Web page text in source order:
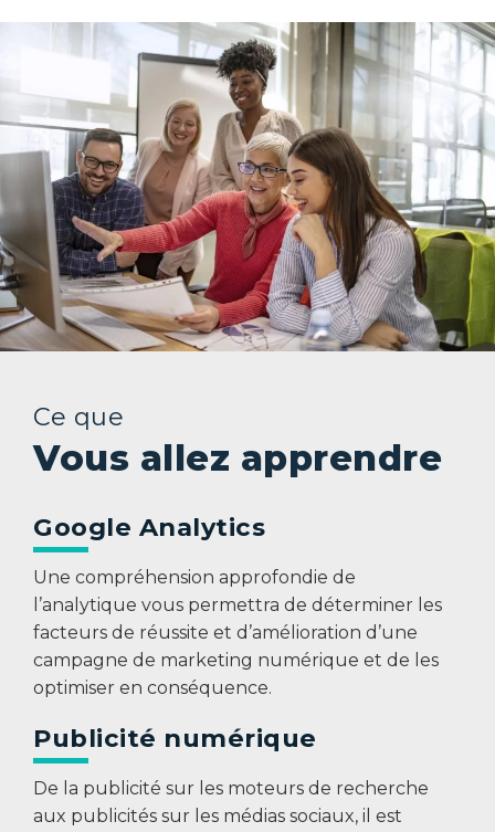
Ce que
Vous allez apprendre
Google Analytics
Une compréhension approfondie de
l’analytique vous permettra de déterminer les
facteurs de réussite et d’amélioration d’une
campagne de marketing numérique et de les
optimiser en conséquence.
Publicité numérique
De la publicité sur les moteurs de recherche
aux publicités sur les médias sociaux, il est